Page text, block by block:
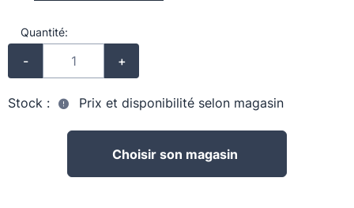
Quantité:
- +
Stock : Prix et disponibilité selon magasin
Choisir son magasin